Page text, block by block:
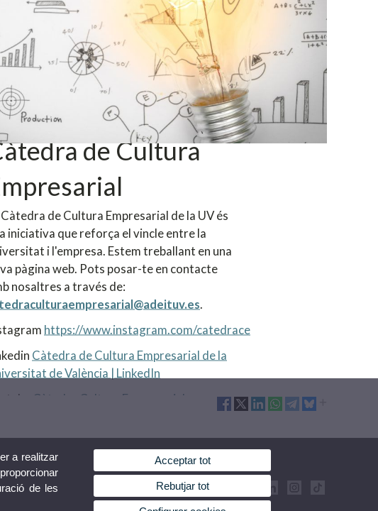
de Cultura
Càtedra de Cultura Empresarial de la UV és
iniciativa que reforça el vincle entre la
i l'empresa. Estem treballant en una
pàgina web. Pots posar-te en contacte
nosaltres a través de:
https://www.instagram.com/catedrace
Càtedra de Cultura Empresarial de la
de València | LinkedIn
Càtedra Cultura Empresarial
a realitzar
de les
Acceptar tot
Rebutjar tot